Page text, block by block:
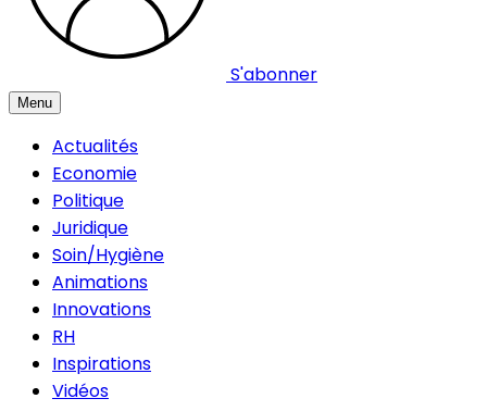
S'abonner
Menu
Actualités
Economie
Politique
Juridique
Soin/Hygiène
Animations
Innovations
RH
Inspirations
Vidéos